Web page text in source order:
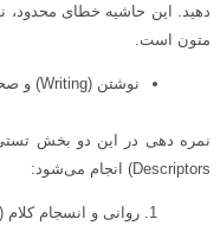
دهید. این حاشیه خطای محدود،
متون است.
نوشتن (Writing) و صحبت کردن (Speaking):
Descriptors) انجام می‌شود:
روانی و انسجام کلام (Fluency & Coherence)